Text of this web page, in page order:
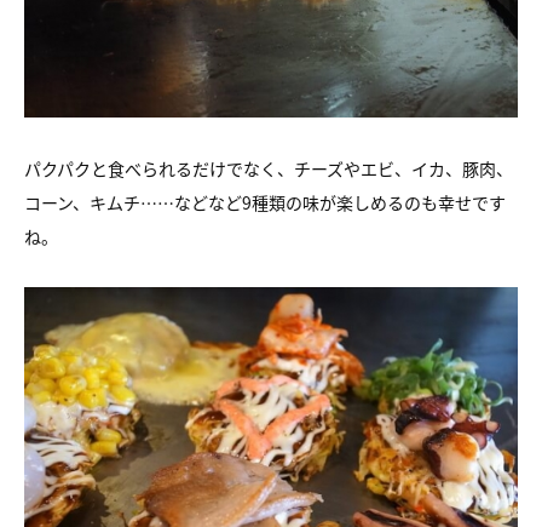
パクパクと食べられるだけでなく、チーズやエビ、イカ、豚肉、
コーン、キムチ……などなど9種類の味が楽しめるのも幸せです
ね。